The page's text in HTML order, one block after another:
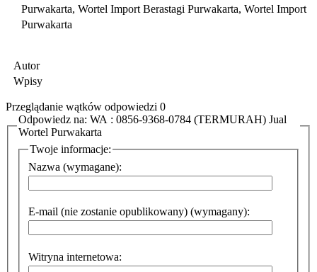
Purwakarta, Wortel Import Berastagi Purwakarta, Wortel Import
Purwakarta
Autor
Wpisy
Przeglądanie wątków odpowiedzi 0
Odpowiedz na: WA : 0856-9368-0784 (TERMURAH) Jual
Wortel Purwakarta
Twoje informacje:
Nazwa (wymagane):
E-mail (nie zostanie opublikowany) (wymagany):
Witryna internetowa: